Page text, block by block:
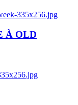
335x256.jpg
À OLD